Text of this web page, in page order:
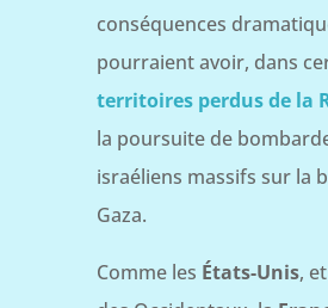
conséquences
pourraient avoir, dans
territoires perdus de la
la poursuite de
israéliens massifs sur la
Gaza.
Comme les États-Unis,